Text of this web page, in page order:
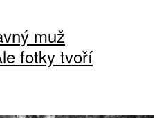
muž
fotky tvoří